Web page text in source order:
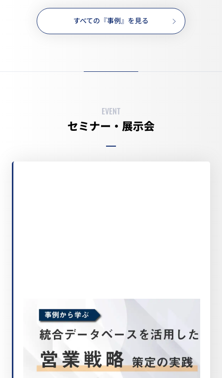
フリー株式会社
ソフトウエア IT 管理系クラウド
すべての『事例』を見る
EVENT
セミナー・展示会